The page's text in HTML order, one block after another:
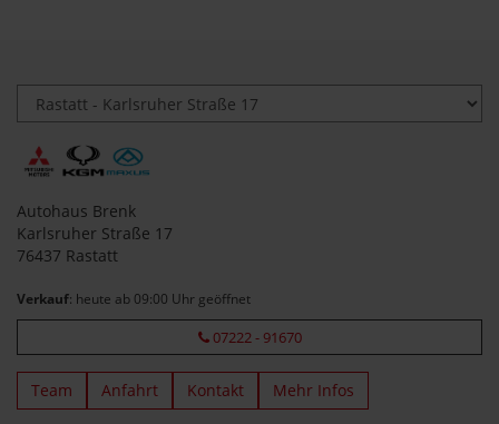
Autohaus Brenk
Karlsruher Straße 17
76437 Rastatt
Verkauf: heute ab 09:00 Uhr geöffnet
07222 - 91670
Team Anfahrt Kontakt Mehr Infos